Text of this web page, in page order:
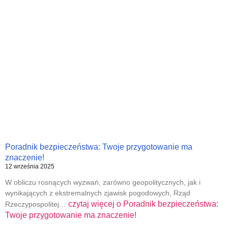
Poradnik bezpieczeństwa: Twoje przygotowanie ma
znaczenie!
12 września 2025
W obliczu rosnących wyzwań, zarówno geopolitycznych, jak i
wynikających z ekstremalnych zjawisk pogodowych, Rząd
Rzeczypospolitej… czytaj więcej o Poradnik bezpieczeństwa:
Twoje przygotowanie ma znaczenie!